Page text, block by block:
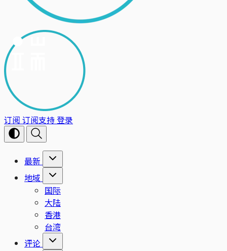
订阅 订阅支持登录
最新
地域
国际
大陆
香港
台湾
评论